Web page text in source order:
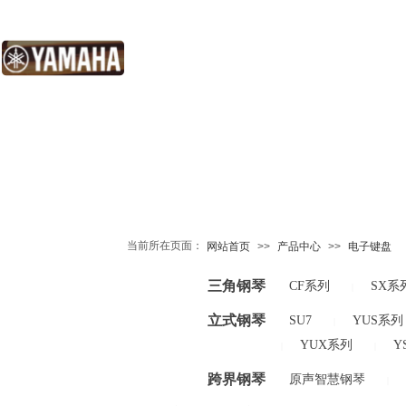
网站首页 >> 产品中心 >> 电子键盘
当前所在页面：
三角钢琴 CF系列 SX系
立式钢琴 SU7 YUS系列
YUX系列
跨界钢琴 原声智慧钢琴